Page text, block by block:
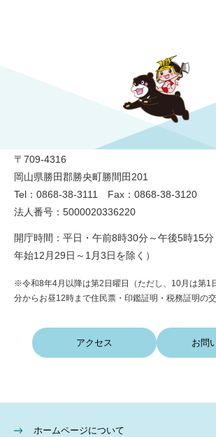
〒709-4316
岡山県勝田郡勝央町勝間田201
Tel：0868-38-3111 Fax：0868-38-3120
法人番号：5000020336220
開庁時間：平日・午前8時30分～午後5時15
年始12月29日～1月3日を除く）
※令和8年4月以降は第2日曜日（ただし、10月は第1
分からお昼12時まで住民票・印鑑証明・税務証明の
アクセス お問
ホームページについて